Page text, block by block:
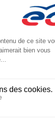
sur 86 avis